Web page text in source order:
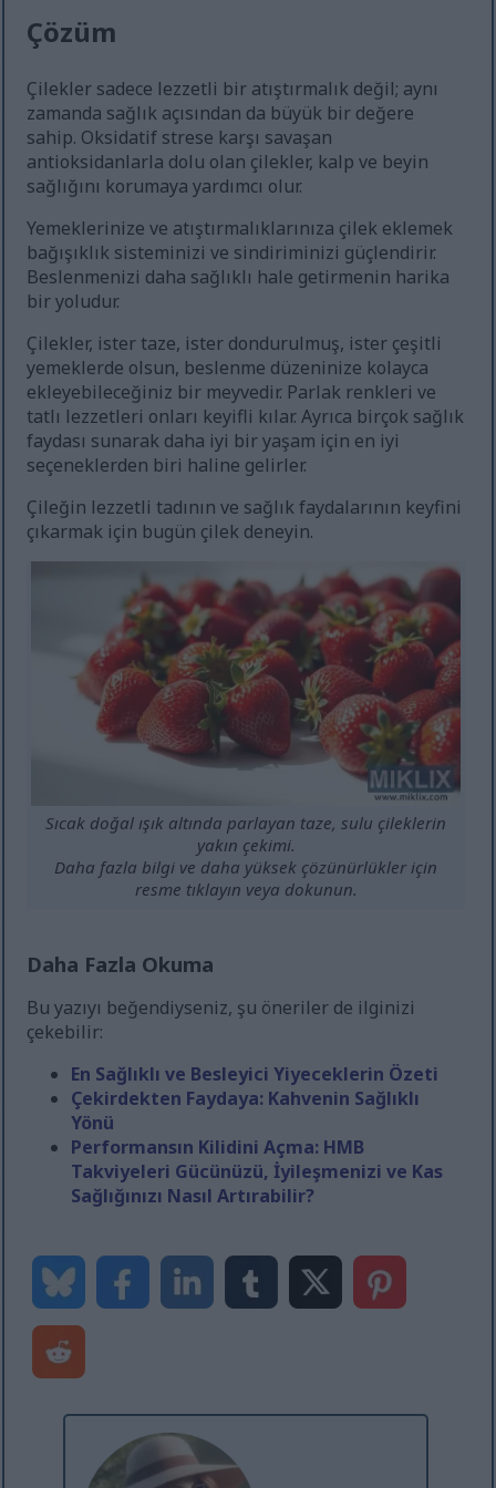
Çözüm
Çilekler sadece lezzetli bir atıştırmalık değil; aynı
zamanda sağlık açısından da büyük bir değere
sahip. Oksidatif strese karşı savaşan
antioksidanlarla dolu olan çilekler, kalp ve beyin
sağlığını korumaya yardımcı olur.
Yemeklerinize ve atıştırmalıklarınıza çilek eklemek
bağışıklık sisteminizi ve sindiriminizi güçlendirir.
Beslenmenizi daha sağlıklı hale getirmenin harika
bir yoludur.
Çilekler, ister taze, ister dondurulmuş, ister çeşitli
yemeklerde olsun, beslenme düzeninize kolayca
ekleyebileceğiniz bir meyvedir. Parlak renkleri ve
tatlı lezzetleri onları keyifli kılar. Ayrıca birçok sağlık
faydası sunarak daha iyi bir yaşam için en iyi
seçeneklerden biri haline gelirler.
Çileğin lezzetli tadının ve sağlık faydalarının keyfini
çıkarmak için bugün çilek deneyin.
Sıcak doğal ışık altında parlayan taze, sulu çileklerin
yakın çekimi.
Daha fazla bilgi ve daha yüksek çözünürlükler için
resme tıklayın veya dokunun.
Daha Fazla Okuma
Bu yazıyı beğendiyseniz, şu öneriler de ilginizi
çekebilir:
En Sağlıklı ve Besleyici Yiyeceklerin Özeti
Çekirdekten Faydaya: Kahvenin Sağlıklı
Yönü
Performansın Kilidini Açma: HMB
Takviyeleri Gücünüzü, İyileşmenizi ve Kas
Sağlığınızı Nasıl Artırabilir?